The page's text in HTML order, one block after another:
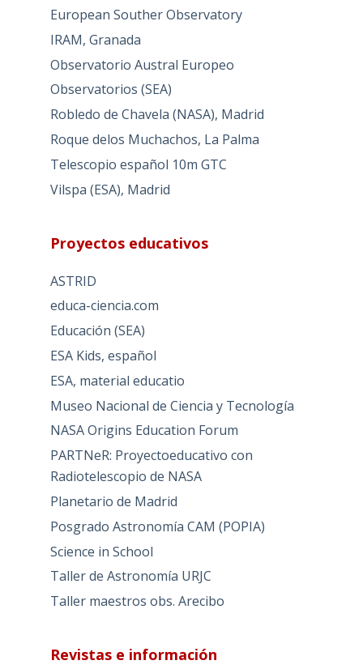
European Souther Observatory
IRAM, Granada
Observatorio Austral Europeo
Observatorios (SEA)
Robledo de Chavela (NASA), Madrid
Roque delos Muchachos, La Palma
Telescopio español 10m GTC
Vilspa (ESA), Madrid
Proyectos educativos
ASTRID
educa-ciencia.com
Educación (SEA)
ESA Kids, español
ESA, material educatio
Museo Nacional de Ciencia y Tecnología
NASA Origins Education Forum
PARTNeR: Proyectoeducativo con
Radiotelescopio de NASA
Planetario de Madrid
Posgrado Astronomía CAM (POPIA)
Science in School
Taller de Astronomía URJC
Taller maestros obs. Arecibo
Revistas e información